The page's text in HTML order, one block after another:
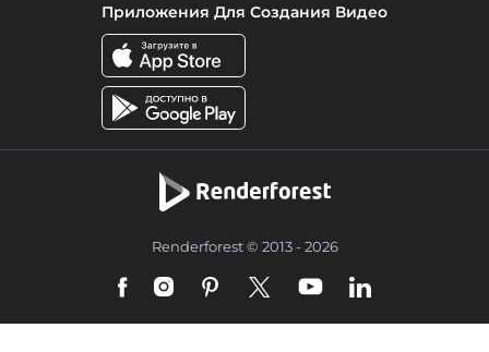
Приложения Для Создания Видео
Renderforest © 2013 - 2026